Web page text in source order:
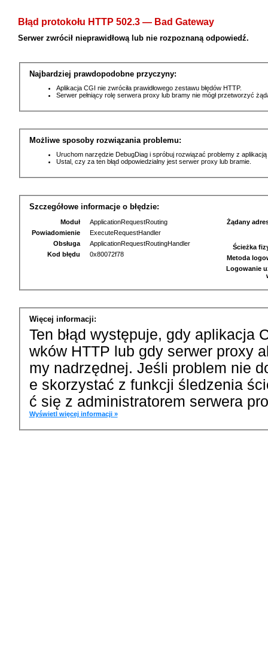
Błąd protokołu HTTP 502.3 — Bad Gateway
Serwer zwrócił nieprawidłową lub nie rozpoznaną odpowiedź.
Najbardziej prawdopodobne przyczyny:
Aplikacja CGI nie zwróciła prawidłowego zestawu błędów HTTP.
Serwer pełniący rolę serwera proxy lub bramy nie mógł przetworzyć
Możliwe sposoby rozwiązania problemu:
Uruchom narzędzie DebugDiag i spróbuj rozwiązać problemy z
Ustal, czy za ten błąd odpowiedzialny jest serwer proxy lub bramie.
Szczegółowe informacje o błędzie:
Moduł
ApplicationRequestRouting
Powiadomienie
ExecuteRequestHandler
Obsługa
ApplicationRequestRoutingHandler
Kod błędu
0x80072f78
Żądany
Ścieżka
Metoda
Logowanie
Więcej informacji:
Ten błąd występuje, gdy aplikacja
wków HTTP lub gdy serwer proxy
my nadrzędnej. Jeśli problem nie
e skorzystać z funkcji śledzenia
ć się z administratorem serwera
Wyświetl więcej informacji »